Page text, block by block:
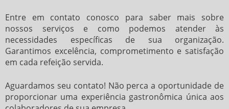
Entre em contato conosco para saber mais sobre
nossos serviços e como podemos atender às
necessidades específicas de sua organização.
Garantimos excelência, comprometimento e satisfação
em cada refeição servida.
Aguardamos seu contato! Não perca a oportunidade de
proporcionar uma experiência gastronômica única aos